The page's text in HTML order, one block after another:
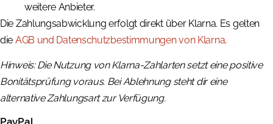
weitere Anbieter.
Die Zahlungsabwicklung erfolgt direkt über Klarna. Es gelten
die AGB und Datenschutzbestimmungen von Klarna.
Hinweis: Die Nutzung von Klarna-Zahlarten setzt eine positive
Bonitätsprüfung voraus. Bei Ablehnung steht dir eine
alternative Zahlungsart zur Verfügung.
PayPal